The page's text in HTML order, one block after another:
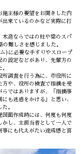
施主様の要望をお聞きした内
出来ているのかなど実際に打
木造ならではの柱や梁のスパ
難しさを感じました。
)に必要な手すりやスロープ
設定などがあり、先輩方の
調査を行う為に、市役所に
方や、役所の検査で指摘を受
らではありますが、「指摘事
も迷惑をかける」と思い、
。
図面作成時には、何度も何度
かし、主担当者として一人で
事にも代えがたい達成感と喜